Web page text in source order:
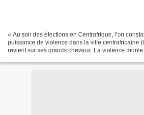
« Au soir des élections en Centrafrique, l’on
puissance de violence dans la ville centrafricaine
revient sur ses grands chevaux. La violence monte